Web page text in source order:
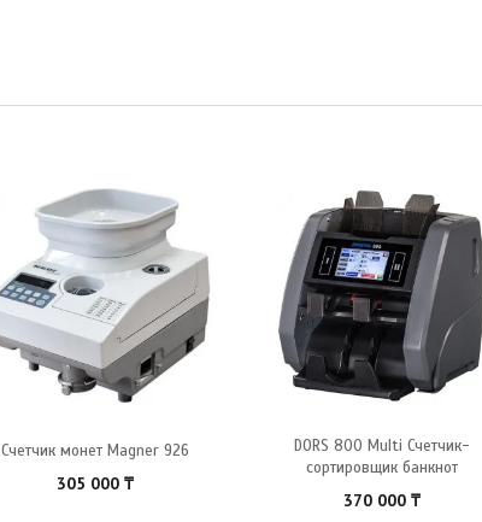
Счетчик монет Magner 926
305 000 ₸
DORS 800 Multi Счетчик-
сортировщик банкнот
370 000 ₸